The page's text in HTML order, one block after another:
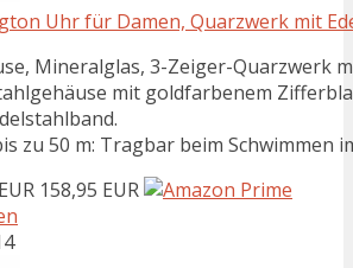
Uhr für Damen, Quarzwerk mit
Mineralglas, 3-Zeiger-Quarzwerk
mit goldfarbenem
zu 50 m: Tragbar beim Schwimmen
158,95 EUR